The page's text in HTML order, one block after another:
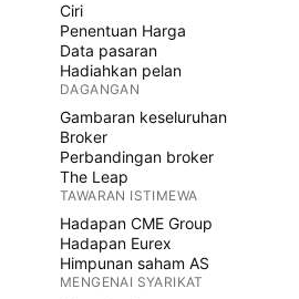
Ciri
Penentuan Harga
Data pasaran
Hadiahkan pelan
DAGANGAN
Gambaran keseluruhan
Broker
Perbandingan broker
The Leap
TAWARAN ISTIMEWA
Hadapan CME Group
Hadapan Eurex
Himpunan saham AS
MENGENAI SYARIKAT